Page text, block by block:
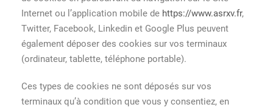
Internet ou l’application mobile de https://www.asrxv.fr,
Twitter, Facebook, Linkedin et Google Plus peuvent
également déposer des cookies sur vos terminaux
(ordinateur, tablette, téléphone portable).
Ces types de cookies ne sont déposés sur vos
terminaux qu’à condition que vous y consentiez, en